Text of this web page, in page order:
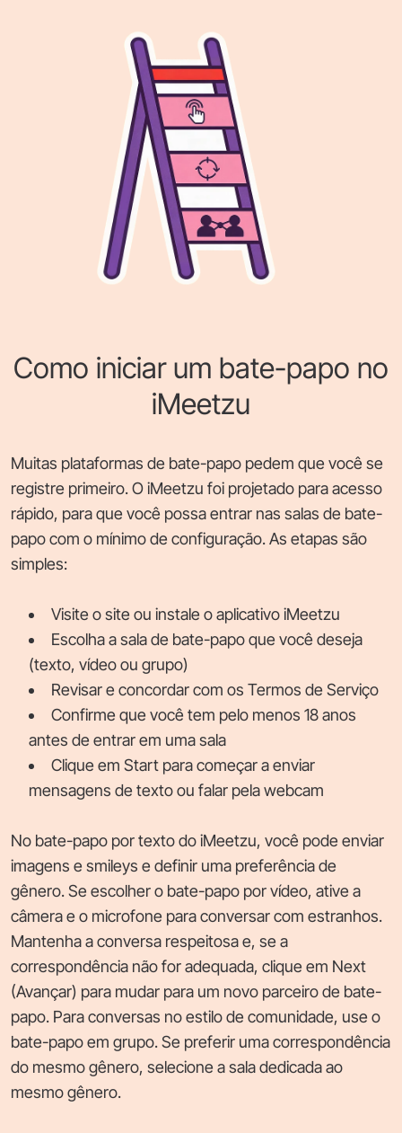
Como iniciar um bate-papo no
iMeetzu
Muitas plataformas de bate-papo pedem que você se
registre primeiro. O iMeetzu foi projetado para acesso
rápido, para que você possa entrar nas salas de bate-
papo com o mínimo de configuração. As etapas são
simples:
Visite o site ou instale o aplicativo iMeetzu
Escolha a sala de bate-papo que você deseja
(texto, vídeo ou grupo)
Revisar e concordar com os Termos de Serviço
Confirme que você tem pelo menos 18 anos
antes de entrar em uma sala
Clique em Start para começar a enviar
mensagens de texto ou falar pela webcam
No bate-papo por texto do iMeetzu, você pode enviar
imagens e smileys e definir uma preferência de
gênero. Se escolher o bate-papo por vídeo, ative a
câmera e o microfone para conversar com estranhos.
Mantenha a conversa respeitosa e, se a
correspondência não for adequada, clique em Next
(Avançar) para mudar para um novo parceiro de bate-
papo. Para conversas no estilo de comunidade, use o
bate-papo em grupo. Se preferir uma correspondência
do mesmo gênero, selecione a sala dedicada ao
mesmo gênero.